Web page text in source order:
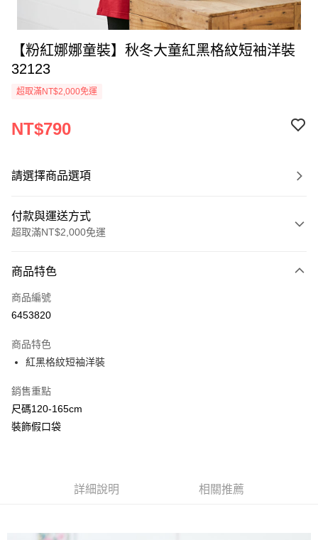
【粉紅娜娜童裝】秋冬大童紅黑格紋短袖洋裝
32123
超取滿NT$2,000免運
NT$790
請選擇商品選項
付款與運送方式
超取滿NT$2,000免運
信用卡一次付款
超商取貨付款
Apple Pay
Google Pay
ATM付款
每筆NT$80，滿NT$2,000(含以上)免運費
每筆NT$80，滿NT$2,000(含以上)免運費
商品特色
商品編號
6453820
商品特色
紅黑格紋短袖洋裝
銷售重點
尺碼120-165cm
裝飾假口袋
詳細說明 相關推薦